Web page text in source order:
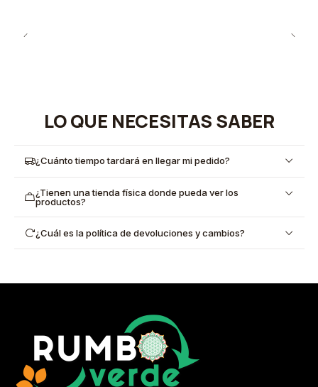
LO QUE NECESITAS SABER
¿Cuánto tiempo tardará en llegar mi pedido?
¿Tienen una tienda física donde pueda ver los
productos?
¿Cuál es la política de devoluciones y cambios?